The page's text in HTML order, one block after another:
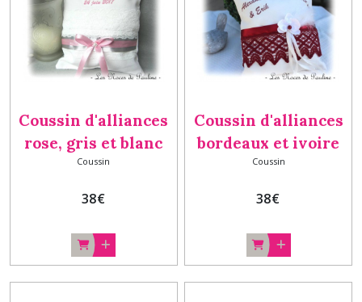
Coussin d'alliances
rose, gris et blanc
Personnalisé
Coussin
38€
Coussin d'alliances
bordeaux et ivoire
orchidée dentelle
Coussin
38€